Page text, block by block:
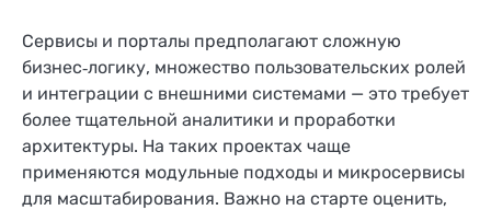
Сервисы и порталы предполагают сложную
бизнес‑логику, множество пользовательских ролей
и интеграции с внешними системами — это требует
более тщательной аналитики и проработки
архитектуры. На таких проектах чаще
применяются модульные подходы и микросервисы
для масштабирования. Важно на старте оценить,